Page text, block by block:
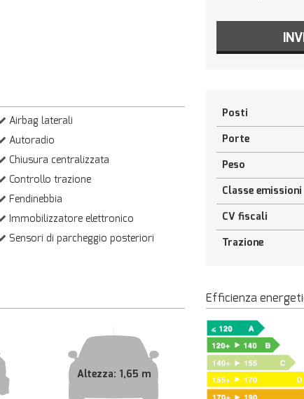
Airbag laterali
Autoradio
Chiusura centralizzata
Controllo trazione
Fendinebbia
Immobilizzatore elettronico
Sensori di parcheggio posteriori
Posti
Porte
Peso
Classe emissioni
CV fiscali
Trazione
Altezza: 1,65 m
Efficienza